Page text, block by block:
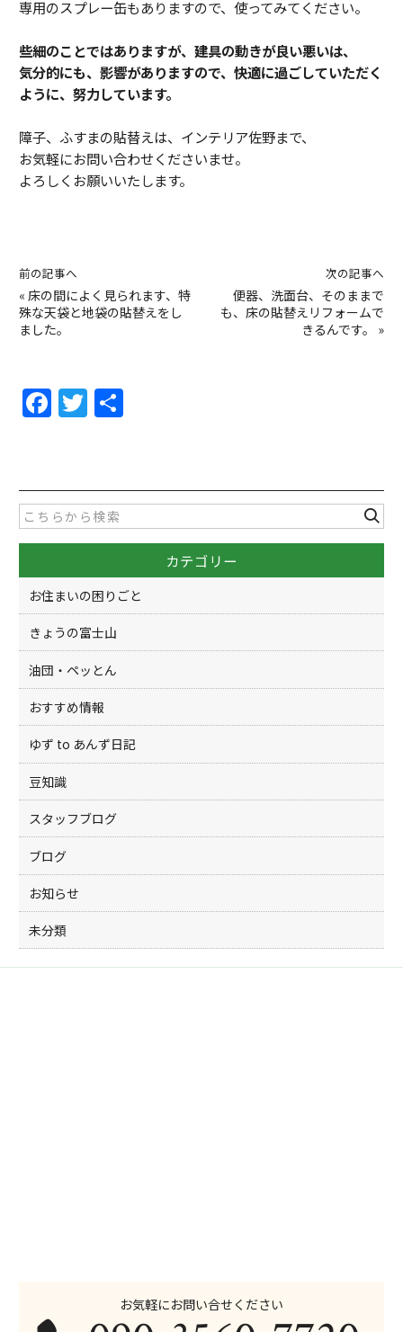
専用のスプレー缶もありますので、使ってみてください。
些細のことではありますが、建具の動きが良い悪いは、
気分的にも、影響がありますので、快適に過ごしていただく
ように、努力しています。
障子、ふすまの貼替えは、インテリア佐野まで、
お気軽にお問い合わせくださいませ。
よろしくお願いいたします。
前の記事へ
« 床の間によく見られます、特
殊な天袋と地袋の貼替えをし
ました。
次の記事へ
便器、洗面台、そのままで
も、床の貼替えリフォームで
きるんです。
»
F
a
e
b
o
o
k
T
w
er
カテゴリー
お住まいの困りごと
きょうの富士山
油団・ペッとん
おすすめ情報
ゆず to あんず日記
豆知識
スタッフブログ
ブログ
お知らせ
未分類
お気軽にお問い合せください